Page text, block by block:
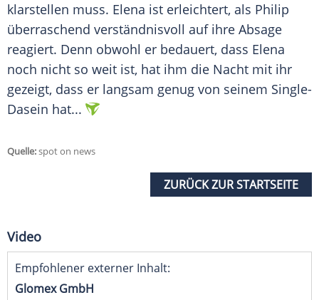
klarstellen muss. Elena ist erleichtert, als Philip
überraschend verständnisvoll auf ihre Absage
reagiert. Denn obwohl er bedauert, dass Elena
noch nicht so weit ist, hat ihm die Nacht mit ihr
gezeigt, dass er langsam genug von seinem Single-
Dasein hat...
Quelle:spot on news
ZURÜCK ZUR STARTSEITE
Video
Empfohlener externer Inhalt:
Glomex GmbH